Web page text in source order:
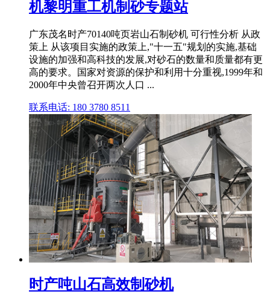
机黎明重工机制砂专题站
广东茂名时产70140吨页岩山石制砂机 可行性分析 从政
策上 从该项目实施的政策上,"十一五"规划的实施,基础
设施的加强和高科技的发展,对砂石的数量和质量都有更
高的要求。国家对资源的保护和利用十分重视,1999年和
2000年中央曾召开两次人口 ...
联系电话: 180 3780 8511
时产吨山石高效制砂机